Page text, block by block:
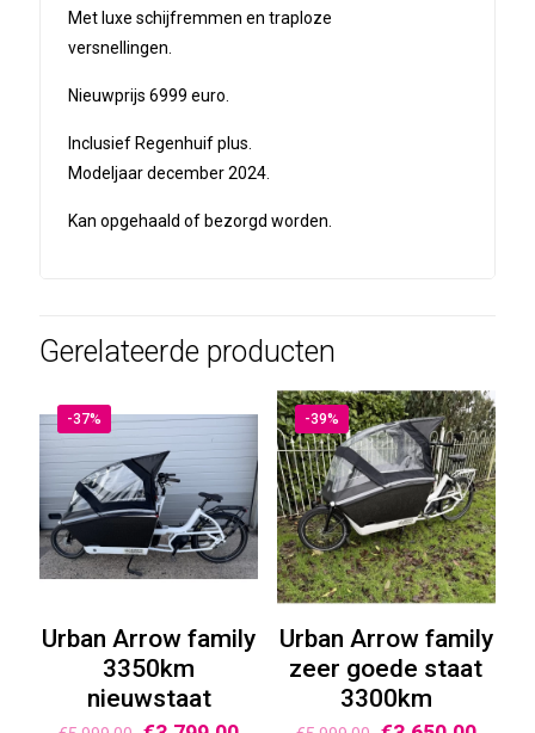
Met luxe schijfremmen en traploze
versnellingen.
Nieuwprijs 6999 euro.
Inclusief Regenhuif plus.
Modeljaar december 2024.
Kan opgehaald of bezorgd worden.
Gerelateerde producten
-37%
Urban Arrow family
3350km
nieuwstaat
-39%
Urban Arrow family
zeer goede staat
3300km